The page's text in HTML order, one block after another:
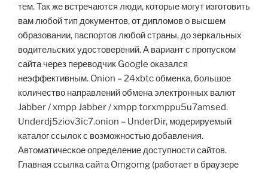
тем. Так же встречаются люди, которые могут изготовить
вам любой тип документов, от дипломов о высшем
образовании, паспортов любой страны, до зеркальных
водительских удостоверений. А вариант с пропуском
сайта через переводчик Google оказался
неэффективным. Onion – 24xbtc обменка, большое
количество направлений обмена электронных валют
Jabber / xmpp Jabber / xmpp torxmppu5u7amsed.
Underdj5ziov3ic7.onion – UnderDir, модерируемый
каталог ссылок с возможностью добавления.
Автоматическое определение доступности сайтов.
Главная ссылка сайта Omgomg (работает в браузере